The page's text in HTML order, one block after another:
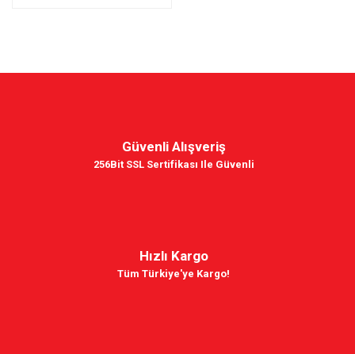
Güvenli Alışveriş
256Bit SSL Sertifikası Ile Güvenli
Hızlı Kargo
Tüm Türkiye'ye Kargo!